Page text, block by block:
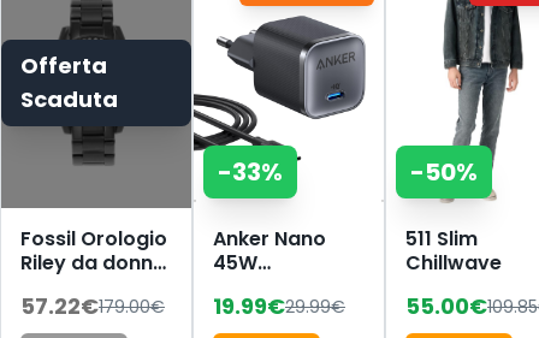
Offerta
Scaduta
Fossil Orologio
Riley da donna,
quarzo
57.22€179.00€
-33%
Anker Nano
45W
USB-C
19.99€29.99€
-50%
511 Slim
Chillwave
55.00€109.85